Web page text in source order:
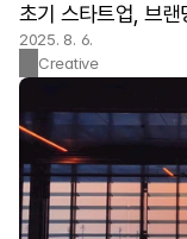
초기 스타트업, 브
2025. 8. 6.
Creative